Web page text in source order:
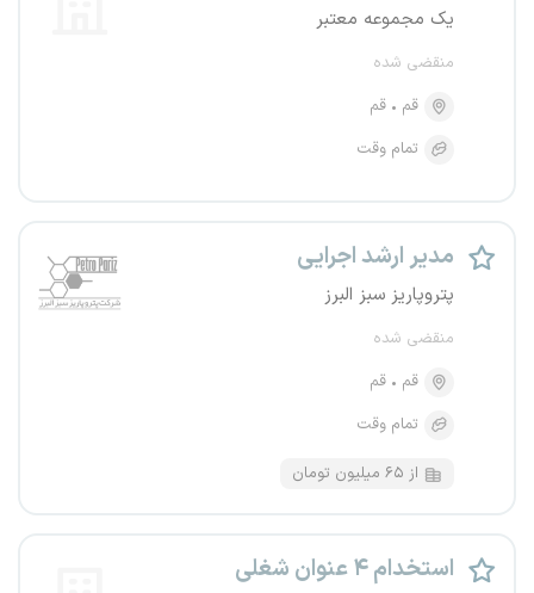
یک مجموعه معتبر
منقضی شده
قم
قم
تمام وقت
مدیر ارشد اجرایی
پتروپاریز سبز البرز
منقضی شده
قم
قم
تمام وقت
از ۶۵ میلیون تومان
استخدام ۴ عنوان شغلی